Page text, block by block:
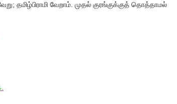
தமிழ்பிராமி வேறாம். முதல் குரங்குக்குத் தொத்தாமல்